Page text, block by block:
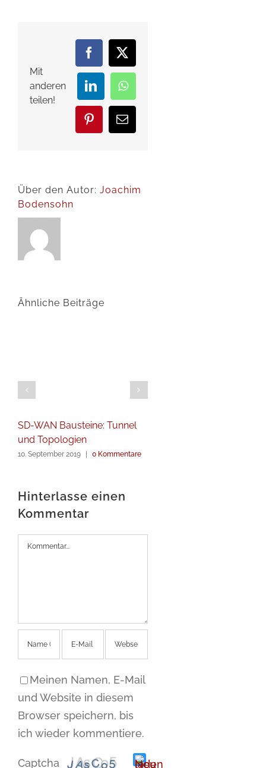
Mit
anderen
teilen!
Facebook
X
LinkedInWhatsApp
Pinterest
E-
Mail
Über den Autor: Joachim
Bodensohn
Ähnliche Beiträge
SD-WAN Bausteine: Tunnel
und Topologien
10. September 2019 | 0 Kommentare
Hinterlasse einen
Kommentar
Kommentar
Meinen Namen, E-Mail
und Website in diesem
Browser speichern, bis
ich wieder kommentiere.
Captcha